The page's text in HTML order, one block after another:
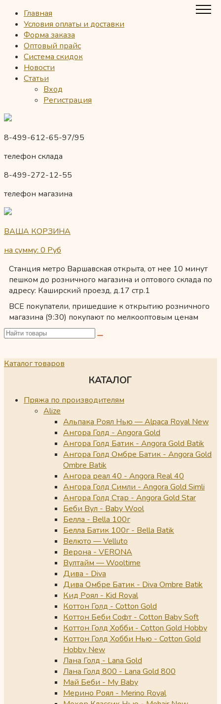
Главная
Условия оплаты и доставки
Форма заказа
Оптовый прайс
Система скидок
Новости
Статьи
Вход
Регистрация
8-499-612-65-97/95
телефон склада
8-499-272-12-55
телефон магазина
ВАША КОРЗИНА
на сумму: 0 Руб
Станция метро Варшавская открыта, от нее 10 минут
пешком до розничного магазина и оптового склада по
адресу: Каширский проезд, д.17 стр.1
ВСЕ покупатели, пришедшие к открытию розничного
магазина (9:30) покупают по мелкооптовым ценам
Каталог товаров
КАТАЛОГ
Пряжа по производителям
Alize
Альпака Роял Нью — Alpaca Royal New
Ангора Голд - Angora Gold
Ангора Голд Батик - Angora Gold Batik
Ангора Голд Омбре Батик - Angora Gold
Ombre Batik
Ангора реал 40 - Angora Real 40
Ангора Голд Симли - Angora Gold Simli
Ангора Голд Стар - Angora Gold Star
Беби Вул - Baby Wool
Белла - Bella 100г
Белла Батик 100г - Bella Batik
Велюто — Velluto
Верона - VERONA
Вултайм — Wooltime
Дива - Diva
Дива Омбре Батик - Diva Ombre Batik
Кид Роял - Kid Royal
Коттон Голд - Cotton Gold
Коттон Беби Софт - Cotton Baby Soft
Коттон Голд Хобби - Cotton Gold Hobby
Коттон Голд Хобби Нью - Cotton Gold
Hobby New
Лана Голд - Lana Gold
Лана Голд 800 - Lana Gold 800
Май Беби - My Baby
Мерино Роял - Merino Royal